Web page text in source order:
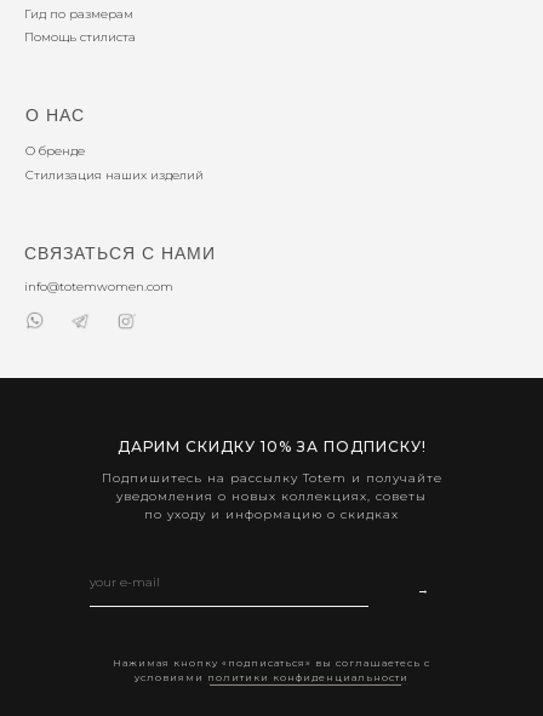
Гид по размерам
Помощь стилиста
О НАС
О бренде
Стилизация наших изделий
info@totemwomen.com
СВЯЗАТЬСЯ С НАМИ
→
Подпишитесь на рассылку Totem и получайте
уведомления о новых коллекциях, советы
по уходу и информацию о скидках
Нажимая кнопку «подписаться» вы соглашаетесь с
условиями политики конфиденциальности
ДАРИМ СКИДКУ 10% ЗА ПОДПИСКУ!